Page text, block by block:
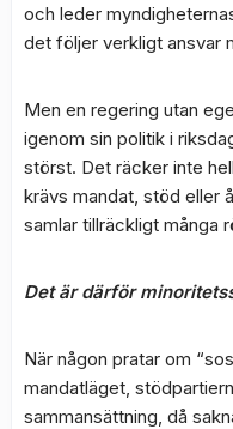
och leder
det följer verkligt ansvar
Men en regering utan
igenom sin politik i
störst. Det räcker inte
krävs mandat, stöd eller
samlar tillräckligt många
Det är därför
När någon pratar om
mandatläget,
sammansättning, då